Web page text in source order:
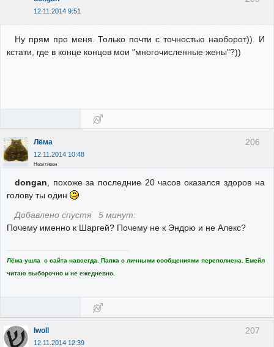
12.11.2014 9:51
Ну прям про меня. Только почти с точностью наоборот)). И
кстати, где в конце концов мои "многочисленные жены"?))
206
Лёма
12.11.2014 10:48
Неактивен
dongan , похоже за последние 20 часов оказался здоров на
голову ты один
Добавлено спустя 5 минут:
Почему именно к Шаргей? Почему не к Эндрю и не Алекс?
Лёма ушла с сайта навсегда. Папка с личными сообщениями переполнена. Емейл
читаю выборочно и не ежедневно.
207
Iwoll
12.11.2014 12:39